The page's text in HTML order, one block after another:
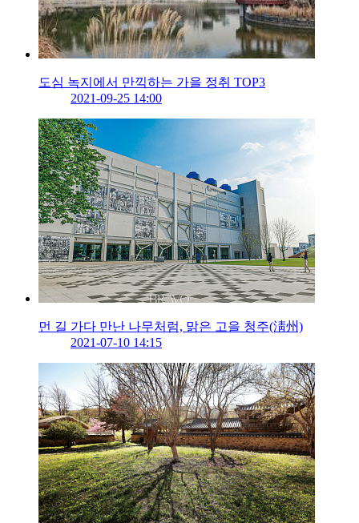
도심 녹지에서 만끽하는 가을 정취 TOP3
2021-09-25 14:00
먼 길 가다 만난 나무처럼, 맑은 고을 청주(淸州)
2021-07-10 14:15